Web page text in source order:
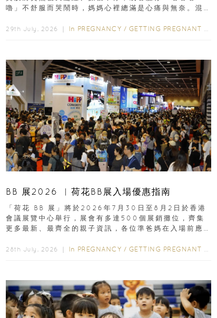
嚕」不舒服而哭鬧時，媽媽心裡總滿是心痛與無奈。混
29th July, 2026 ｜ In PREGNANCY / GETTING PREGNANT
BB 展2026 ︳荷花BB展入場優惠指南
「荷花 BB 展」將於2026年7月30日至8月2日於香港
會議展覽中心舉行，展會有多達500個展銷攤位，齊集
更多最新、最齊全的親子資訊，各位準爸媽在入場前應
28th July, 2026 ｜ In PREGNANCY / GETTING PREGNANT